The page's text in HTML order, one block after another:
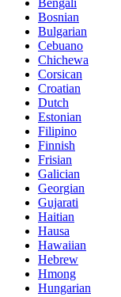
Bengali
Bosnian
Bulgarian
Cebuano
Chichewa
Corsican
Croatian
Dutch
Estonian
Filipino
Finnish
Frisian
Galician
Georgian
Gujarati
Haitian
Hausa
Hawaiian
Hebrew
Hmong
Hungarian